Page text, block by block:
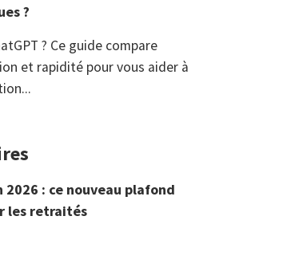
?
? Ce guide compare
et rapidité pour vous aider à
2026 : ce nouveau plafond
les retraités